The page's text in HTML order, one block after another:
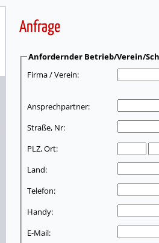
Anfrage
Anfordernder Betrieb/Verein/
Firma / Verein:
Ansprechpartner:
Straße, Nr:
PLZ, Ort:
Land:
Telefon:
Handy:
E-Mail: